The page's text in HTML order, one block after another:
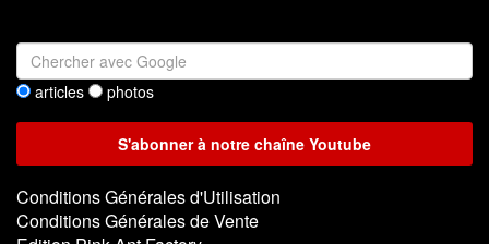
articles photos
Conditions Générales d'Utilisation
Conditions Générales de Vente